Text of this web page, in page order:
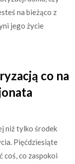
na bieżąco z
jego życie
co na
niż tylko środek
Pięćdziesiąte
coś, co zaspokoi